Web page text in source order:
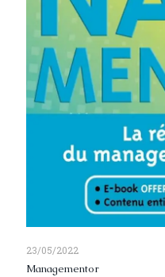
23/05/2022
Managementor